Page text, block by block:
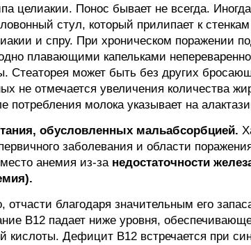
целиакии. Понос бывает не всегда.
стул, который прилипает к
и спру. При хроническом поражении
плавающими капельками
Стеаторея может быть без других
не отмечается увеличения количества
потребления молока указывает на
обусловленных мальабсорбцией.
заболевания и области
анемия из-за недостаточности
отчасти благодаря значительным его
В12 падает ниже уровня,
кислоты. Дефицит В12 встречается при